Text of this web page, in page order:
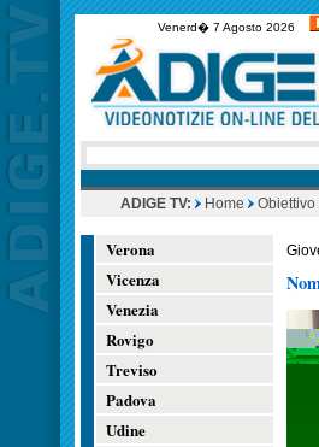
Venerd� 7 Agosto 2026
ADIGE TV: Home Obiettivo
Verona
Vicenza
Venezia
Rovigo
Treviso
Padova
Udine